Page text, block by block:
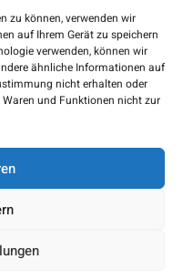
zu können, verwenden wir
auf Ihrem Gerät zu speichern
verwenden, können wir
ähnliche Informationen auf
nicht erhalten oder
und Funktionen nicht zur
Beihilfen für die
die
privater Unternehmen, die
des Plans für
Widerstandsfähigkeit,
nächsten Generation -